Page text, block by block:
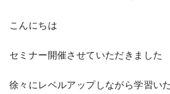
こんにちは
セミナー開催させていただきました
徐々にレベルアップしながら学習い